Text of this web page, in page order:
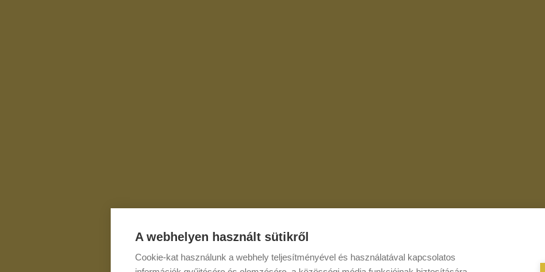
A webhelyen használt sütikről
Cookie-kat használunk a webhely teljesítményével és használatával kapcsolatos